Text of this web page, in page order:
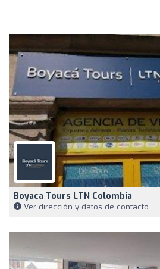
Boyaca Tours LTN Colombia
Ver dirección y datos de contacto